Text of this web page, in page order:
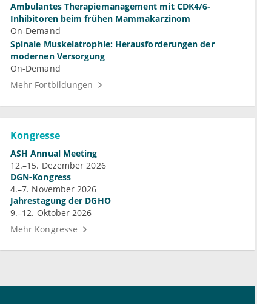
Ambulantes Therapiemanagement mit CDK4/6-
Inhibitoren beim frühen Mammakarzinom
On-Demand
Spinale Muskelatrophie: Herausforderungen der
modernen Versorgung
On-Demand
Mehr Fortbildungen
Kongresse
ASH Annual Meeting
12.–15. Dezember 2026
DGN-Kongress
4.–7. November 2026
Jahrestagung der DGHO
9.–12. Oktober 2026
Mehr Kongresse